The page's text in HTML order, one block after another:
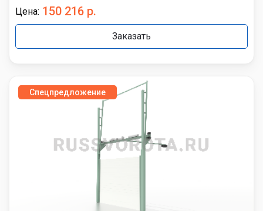
Цена: 150 216 р.
Заказать
Спецпредложение